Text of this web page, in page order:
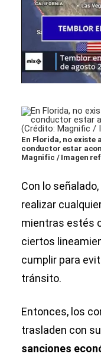
En Florida, no existe
conductor estar
Magnific / Imagen
Con lo
realizar
mientras estés
ciertos
cumplir para
tránsito.
Entonces, los
trasladen con
sanciones